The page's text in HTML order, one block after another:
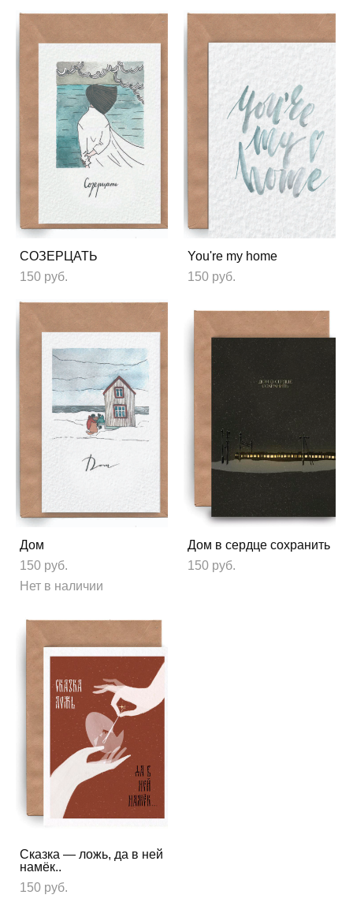
СОЗЕРЦАТЬ
150 pуб.
You're my home
150 pуб.
Дом
150 pуб.
Нет в наличии
Дом в сердце сохранить
150 pуб.
Сказка — ложь, да в ней
намёк..
150 pуб.